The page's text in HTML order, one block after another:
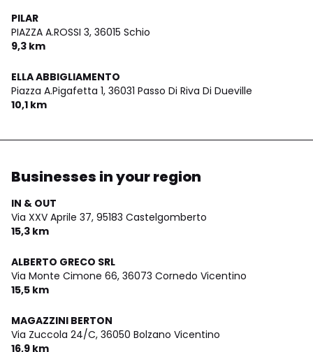
PILAR
PIAZZA A.ROSSI 3, 36015 Schio
9,3 km
ELLA ABBIGLIAMENTO
Piazza A.Pigafetta 1, 36031 Passo Di Riva Di Dueville
10,1 km
Businesses in your region
IN & OUT
Via XXV Aprile 37, 95183 Castelgomberto
15,3 km
ALBERTO GRECO SRL
Via Monte Cimone 66, 36073 Cornedo Vicentino
15,5 km
MAGAZZINI BERTON
Via Zuccola 24/C, 36050 Bolzano Vicentino
16,9 km